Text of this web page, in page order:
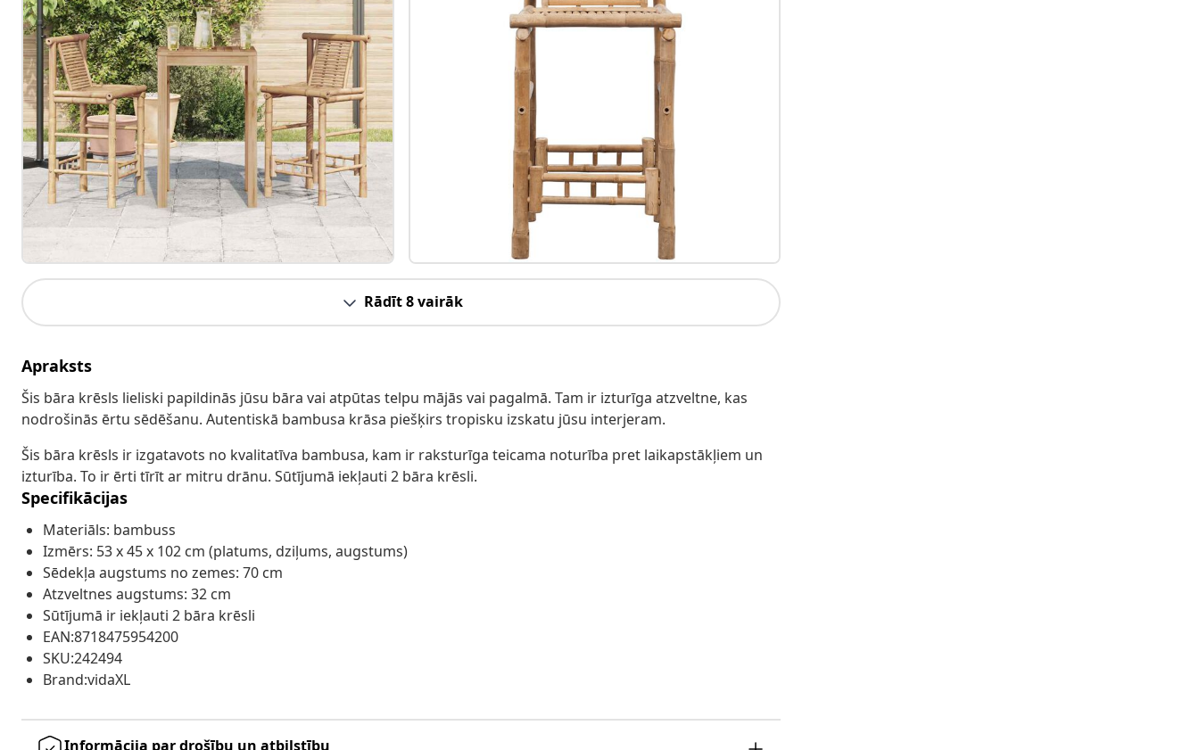
Rādīt 8 vairāk
Apraksts
Šis bāra krēsls lieliski papildinās jūsu bāra vai atpūtas telpu mājās vai pagalmā. Tam ir izturīga atzveltne, kas
nodrošinās ērtu sēdēšanu. Autentiskā bambusa krāsa piešķirs tropisku izskatu jūsu interjeram.
Šis bāra krēsls ir izgatavots no kvalitatīva bambusa, kam ir raksturīga teicama noturība pret laikapstākļiem un
izturība. To ir ērti tīrīt ar mitru drānu. Sūtījumā iekļauti 2 bāra krēsli.
Specifikācijas
Materiāls: bambuss
Izmērs: 53 x 45 x 102 cm (platums, dziļums, augstums)
Sēdekļa augstums no zemes: 70 cm
Atzveltnes augstums: 32 cm
Sūtījumā ir iekļauti 2 bāra krēsli
EAN:8718475954200
SKU:242494
Brand:vidaXL
Informācija par drošību un atbilstību